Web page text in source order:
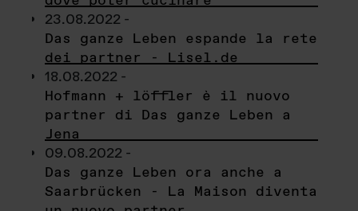
23.08.2022 -
Das ganze Leben espande la rete
dei partner - Lisel.de
18.08.2022 -
Hofmann + löffler è il nuovo
partner di Das ganze Leben a
Jena
09.08.2022 -
Das ganze Leben ora anche a
Saarbrücken - La Maison diventa